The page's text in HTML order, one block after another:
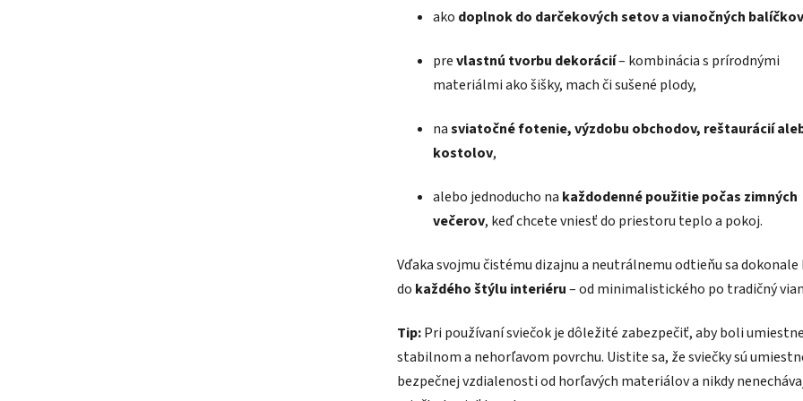
ako doplnok do darčekových setov a vianočných balíčkov
prevlastnú tvorbu dekorácií– kombinácia s prírodnými
materiálmi ako šišky, mach či sušené plody,
nasviatočné fotenie, výzdobu obchodov, reštaurácií
kostolov,
alebo jednoducho na každodenné použitie počas zimných
večerov, keď chcete vniesť do priestoru teplo a pokoj.
Vďaka svojmu čistému dizajnu a neutrálnemu odtieňu sa dokonale
do každého štýlu interiéru– od minimalistického po tradičný
Tip:Pri používaní sviečok je dôležité zabezpečiť, aby boli
stabilnom a nehorľavom povrchu. Uistite sa, že sviečky sú
bezpečnej vzdialenosti od horľavých materiálov a nikdy